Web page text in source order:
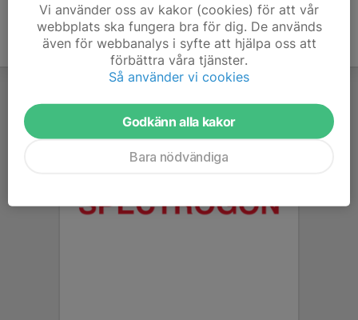
Vi använder oss av kakor (cookies) för att vår
webbplats ska fungera bra för dig. De används
även för webbanalys i syfte att hjälpa oss att
förbättra våra tjänster.
Så använder vi cookies
Godkänn alla kakor
Bara nödvändiga